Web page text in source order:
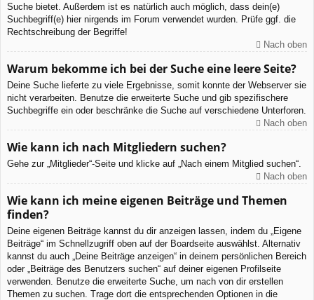
Suche bietet. Außerdem ist es natürlich auch möglich, dass dein(e)
Suchbegriff(e) hier nirgends im Forum verwendet wurden. Prüfe ggf. die
Rechtschreibung der Begriffe!
Nach oben
Warum bekomme ich bei der Suche eine leere Seite?
Deine Suche lieferte zu viele Ergebnisse, somit konnte der Webserver sie
nicht verarbeiten. Benutze die erweiterte Suche und gib spezifischere
Suchbegriffe ein oder beschränke die Suche auf verschiedene Unterforen.
Nach oben
Wie kann ich nach Mitgliedern suchen?
Gehe zur „Mitglieder“-Seite und klicke auf „Nach einem Mitglied suchen“.
Nach oben
Wie kann ich meine eigenen Beiträge und Themen
finden?
Deine eigenen Beiträge kannst du dir anzeigen lassen, indem du „Eigene
Beiträge“ im Schnellzugriff oben auf der Boardseite auswählst. Alternativ
kannst du auch „Deine Beiträge anzeigen“ in deinem persönlichen Bereich
oder „Beiträge des Benutzers suchen“ auf deiner eigenen Profilseite
verwenden. Benutze die erweiterte Suche, um nach von dir erstellen
Themen zu suchen. Trage dort die entsprechenden Optionen in die